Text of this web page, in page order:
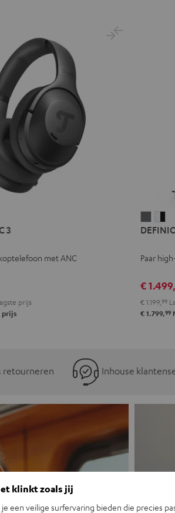
3
met ANC
prijs
prijs
3
3
Paar
€ 1.499,
€ 1.199, 99
€ 1.799,99
retourneren Inhouse
klinkt zoals jij
je een veilige surfervaring bieden die precies